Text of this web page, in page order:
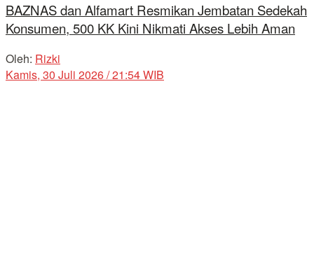
BAZNAS dan Alfamart Resmikan Jembatan Sedekah
Konsumen, 500 KK Kini Nikmati Akses Lebih Aman
Oleh: Rizki
Kamis, 30 Juli 2026 / 21:54 WIB